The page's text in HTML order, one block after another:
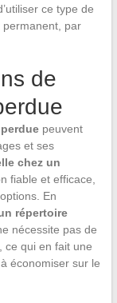
ce type de
permanent, par
de
peuvent
et ses
chez un
fiable et efficace,
En
répertoire
nécessite pas de
ce qui en fait une
économiser sur le